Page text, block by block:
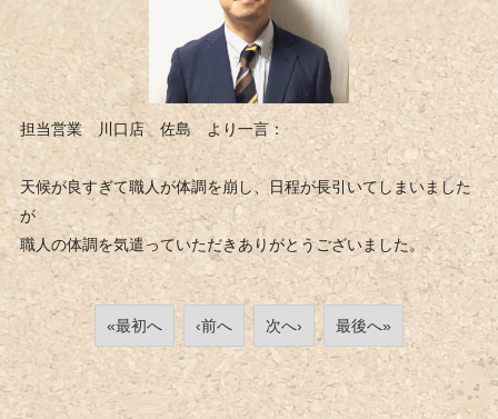
担当営業 川口店 佐島 より一言：
天候が良すぎて職人が体調を崩し、日程が長引いてしまいました
が
職人の体調を気遣っていただきありがとうございました。
«最初へ ‹前へ 次へ› 最後へ»